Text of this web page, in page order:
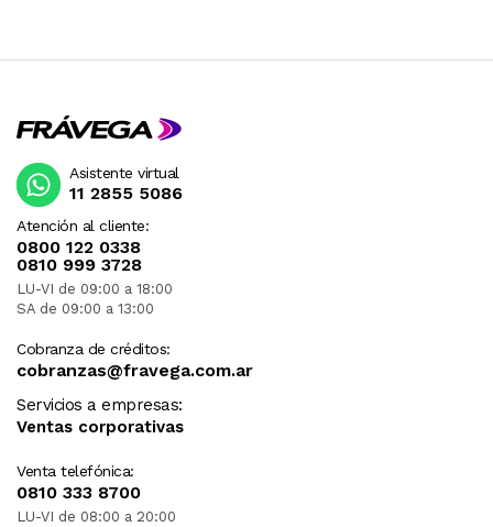
Atención al cliente:
0800 122 0338
0810 999 3728
LU-VI de 09:00 a 18:00
SA de 09:00 a 13:00
Cobranza de créditos:
cobranzas@fravega.com.ar
Servicios a empresas:
Ventas corporativas
Venta telefónica:
0810 333 8700
LU-VI de 08:00 a 20:00
Asistente virtual
11 2855 5086